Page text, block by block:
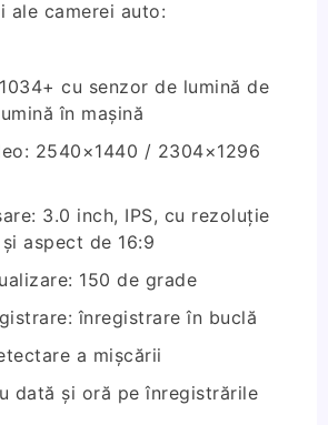
ale camerei auto:
cu senzor de lumină de
în mașină
2540×1440 / 2304×1296
3.0 inch, IPS, cu rezoluție
aspect de 16:9
150 de grade
înregistrare în buclă
a mișcării
dată și oră pe înregistrările